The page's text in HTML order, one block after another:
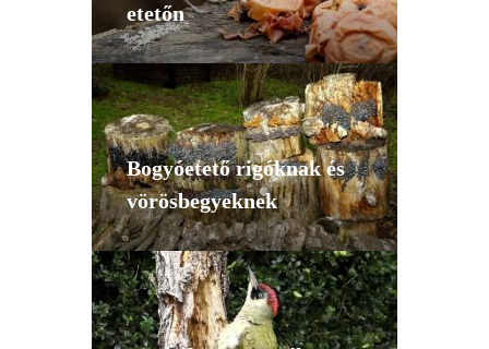
etetőn
Bogyóetető rigóknak és
vörösbegyeknek